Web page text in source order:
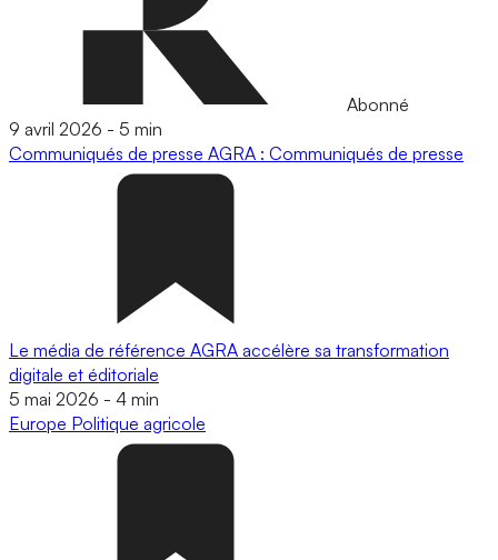
Abonné
9 avril 2026 - 5 min
Communiqués de presse AGRA : Communiqués de presse
Le média de référence AGRA accélère sa transformation
digitale et éditoriale
5 mai 2026 - 4 min
Europe Politique agricole